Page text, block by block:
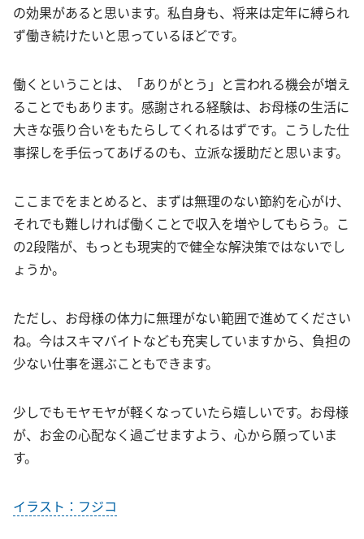
の効果があると思います。私自身も、将来は定年に縛られ
ず働き続けたいと思っているほどです。
働くということは、「ありがとう」と言われる機会が増え
ることでもあります。感謝される経験は、お母様の生活に
大きな張り合いをもたらしてくれるはずです。こうした仕
事探しを手伝ってあげるのも、立派な援助だと思います。
ここまでをまとめると、まずは無理のない節約を心がけ、
それでも難しければ働くことで収入を増やしてもらう。こ
の2段階が、もっとも現実的で健全な解決策ではないでし
ょうか。
ただし、お母様の体力に無理がない範囲で進めてください
ね。今はスキマバイトなども充実していますから、負担の
少ない仕事を選ぶこともできます。
少しでもモヤモヤが軽くなっていたら嬉しいです。お母様
が、お金の心配なく過ごせますよう、心から願っていま
す。
イラスト：フジコ